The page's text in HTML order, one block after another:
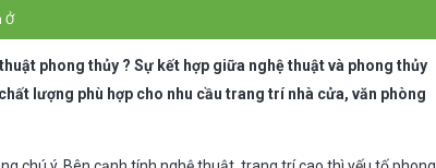
Ở
phong thủy ? Sự kết hợp giữa nghệ thuật và phong thủy
lượng phù hợp cho nhu cầu trang trí nhà cửa, văn phòng